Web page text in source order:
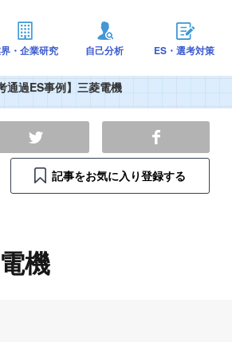
・企業研究 自己分析 ES・選考対策
通過ES事例】三菱電機
記事をお気に入り登録する
機